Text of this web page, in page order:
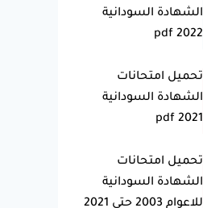
الشهادة السودانية
2022 pdf
تحميل امتحانات
الشهادة السودانية
2021 pdf
تحميل امتحانات
الشهادة السودانية
للاعوام 2003 حتى 2021